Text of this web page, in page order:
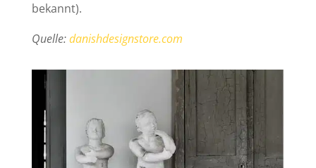
bekannt).
Quelle:danishdesignstore.com